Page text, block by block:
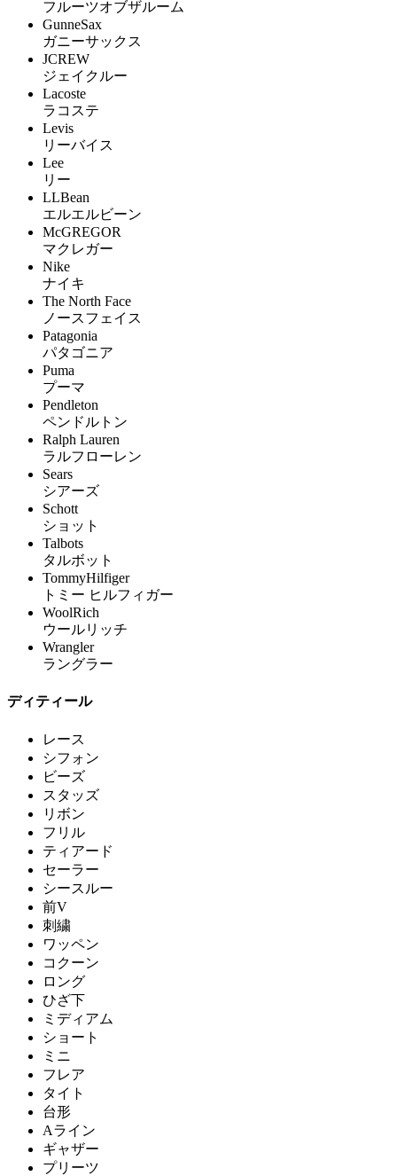
フルーツオブザルーム
GunneSax
ガニーサックス
JCREW
ジェイクルー
Lacoste
ラコステ
Levis
リーバイス
Lee
リー
LLBean
エルエルビーン
McGREGOR
マクレガー
Nike
ナイキ
The North Face
ノースフェイス
Patagonia
パタゴニア
Puma
プーマ
Pendleton
ペンドルトン
Ralph Lauren
ラルフローレン
Sears
シアーズ
Schott
ショット
Talbots
タルボット
TommyHilfiger
トミー ヒルフィガー
WoolRich
ウールリッチ
Wrangler
ラングラー
ディティール
レース
シフォン
ビーズ
スタッズ
リボン
フリル
ティアード
セーラー
シースルー
前V
刺繍
ワッペン
コクーン
ロング
ひざ下
ミディアム
ショート
ミニ
フレア
タイト
台形
Aライン
ギャザー
プリーツ